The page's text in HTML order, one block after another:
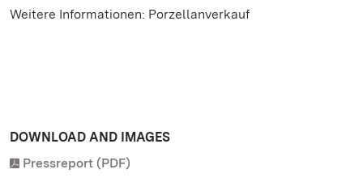
Weitere Informationen: Porzellanverkauf
DOWNLOAD AND IMAGES
Pressreport (PDF)